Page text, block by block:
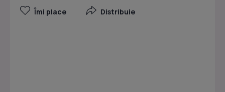
Îmi place Distribuie